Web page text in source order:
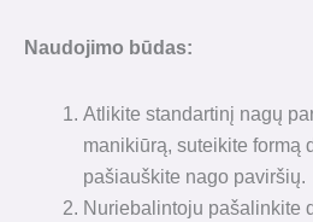
Naudojimo būdas:
Atlikite standartinį nagų
manikiūrą, suteikite formą
pašiauškite nago paviršių.
Nuriebalintoju pašalinkite